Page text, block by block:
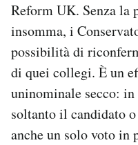
Reform UK. Senza la
insomma, i
possibilità di
di quei collegi. È un
uninominale secco:
soltanto il candidato
anche un solo voto in